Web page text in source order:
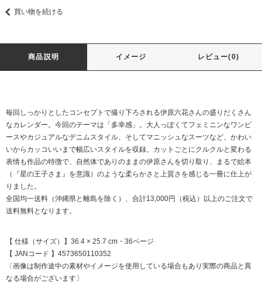
買い物を続ける
商品説明 イメージ レビュー(0)
毎回しっかりとしたコンセプトで撮り下ろされる伊原六花さんの盛りだくさん
なカレンダー。今回のテーマは「多幸感」。大人っぽくてフェミニンなワンピ
ースやカジュアルなデニムスタイル、そしてマニッシュなスーツなど、かわい
いからカッコいいまで幅広いスタイルを収録。カットごとにクルクルと変わる
表情も作品の特徴で、自然体でありのままの伊原さんを切り取り、まるで絵本
（『星の王子さま』を意識）のような柔らかさと上質さを感じる一冊に仕上が
りました。
全国均一送料（沖縄県と離島を除く）、合計13,000円（税込）以上のご注文で
送料無料となります。
【 仕様（サイズ）】36.4 × 25.7 cm・36ページ
【 JANコード 】4573650110352
〔画像は制作途中の素材やイメージを使用している場合もあり実際の商品と異
なる場合がございます〕